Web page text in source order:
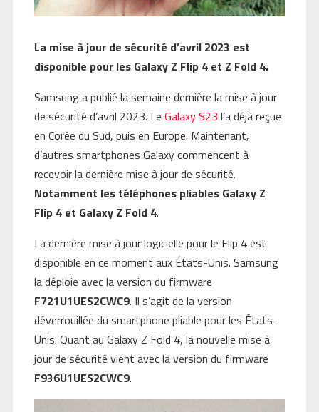
La mise à jour de sécurité d’avril 2023 est
disponible pour les Galaxy Z Flip 4 et Z Fold 4.
Samsung a publié la semaine dernière la mise à jour
de sécurité d’avril 2023. Le Galaxy S23 l’a déjà reçue
en Corée du Sud, puis en Europe. Maintenant,
d’autres smartphones Galaxy commencent à
recevoir la dernière mise à jour de sécurité.
Notamment les téléphones pliables Galaxy Z
Flip 4 et Galaxy Z Fold 4.
La dernière mise à jour logicielle pour le Flip 4 est
disponible en ce moment aux États-Unis. Samsung
la déploie avec la version du firmware
F721U1UES2CWC9. Il s’agit de la version
déverrouillée du smartphone pliable pour les États-
Unis. Quant au Galaxy Z Fold 4, la nouvelle mise à
jour de sécurité vient avec la version du firmware
F936U1UES2CWC9.